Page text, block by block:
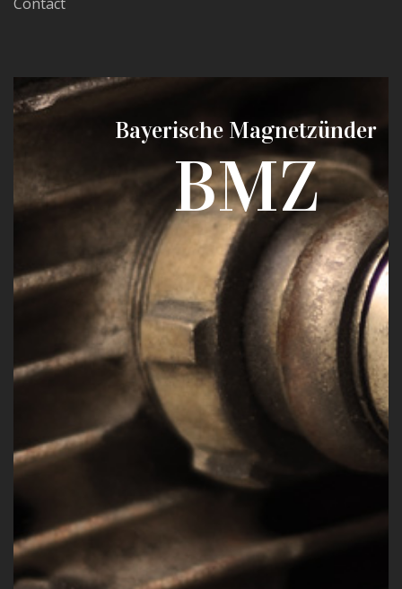
Bayerische Magnetzünder
BMZ